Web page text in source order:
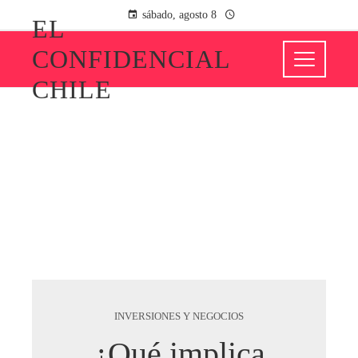
sábado, agosto 8
EL
CONFIDENCIAL
CHILE
INVERSIONES Y NEGOCIOS